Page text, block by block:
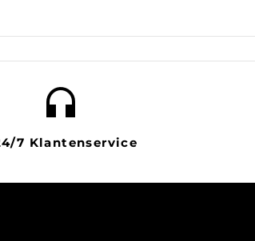
headset mic
7 Klantenservice